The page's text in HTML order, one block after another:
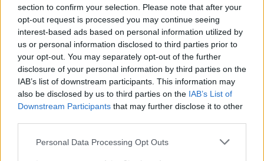
section to confirm your selection. Please note that after your
opt-out request is processed you may continue seeing
interest-based ads based on personal information utilized by
us or personal information disclosed to third parties prior to
your opt-out. You may separately opt-out of the further
disclosure of your personal information by third parties on the
IAB’s list of downstream participants. This information may
also be disclosed by us to third parties on the IAB’s List of
Downstream Participants that may further disclose it to other
Personal Data Processing Opt Outs
HELLENiQ ENERGY: Κέρδη 393
εκατ. ευρώ στο α' εξάμηνο –
Στα 734 εκατ. ευρώ τα EBITDA
ΣΤΑΣΥ: 29,4 χλμ. νέων
σιδηροτροχιών στο Μετρό της
Αθήνας - Στο τελικό στάδιο το
μεγαλύτερο έργο αναβάθμισης
Η Chery επενδύει 75 εκατ. δολάρια στην KG Mobility